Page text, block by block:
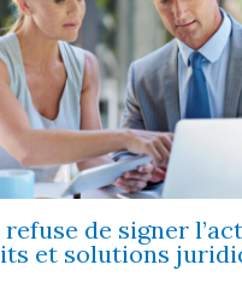
de signer
et solutions